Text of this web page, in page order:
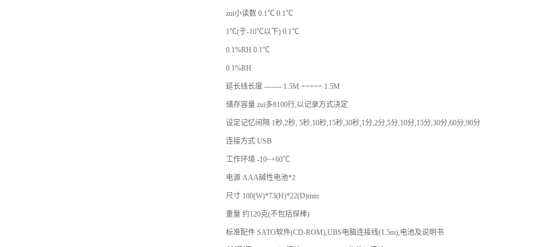
zui小读数 0.1℃ 0.1℃
1℃(于-10℃以下) 0.1℃
0.1%RH 0.1℃
0.1%RH
延长线长度 ------- 1.5M ===== 1.5M
储存容量 zui多8100行,以记录方式决定
设定记忆间隔 1秒,2秒, 5秒,10秒,15秒,30秒,1分,2分,5分,10分,15分,30分,60分,90分
连接方式 USB
工作环境 -10~+60℃
电源 AAA碱性电池*2
尺寸 100(W)*73(H)*22(D)mm
重量 约120克(不包括探棒)
标准配件 SATO软件(CD-ROM),UBS电脑连接线(1.5m),电池及说明书